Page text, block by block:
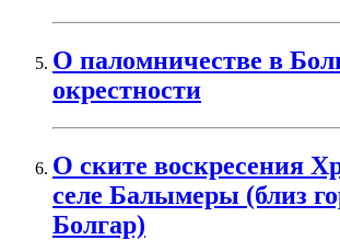
О паломничестве в
окрестности
О ските воскресения
селе Балымеры (близ
Болгар)